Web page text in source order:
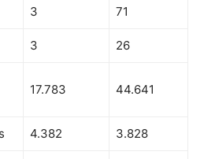
3 71
3 26
17.783 44.641
4.382 3.828